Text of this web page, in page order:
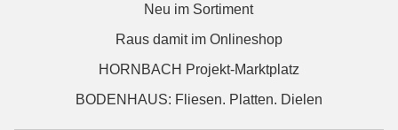
Neu im Sortiment
Raus damit im Onlineshop
HORNBACH Projekt-Marktplatz
BODENHAUS: Fliesen. Platten. Dielen